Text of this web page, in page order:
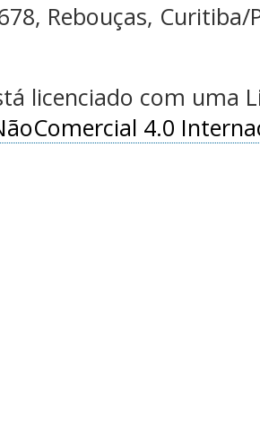
Rebouças, Curitiba/
licenciado com uma
4.0